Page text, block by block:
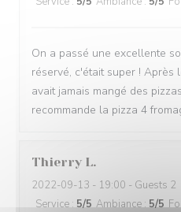
On a passé une excellente
réservé, c'était super ! Après
avait jamais mangé des
recommande la pizza 4
Thierry L
2022-09-13 - 19:00 - Guests 2
Service:5/5 Ambiance:5/5